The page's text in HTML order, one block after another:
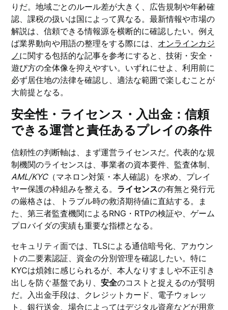
りだ。地域ごとのルール差が大きく、広告規制や年齢確
認、課税の扱いは国によって異なる。最新情報や市場の
解説は、信頼できる情報源を横断的に確認したい。例え
ば業界動向や用語の整理をする際には、 オンラインカジ
ノ に関する包括的な記事を参考にすると、技術・安全・
遊び方の全体像を抑えやすい。いずれにせよ、利用前に
必ず居住地の法律を確認し、適法な範囲で楽しむことが
大前提となる。
安全性・ライセンス・入出金：信頼
できる運営と責任あるプレイの条件
信頼性の判断軸は、まず運営ライセンスだ。代表的な規
制機関のライセンスは、事業者の資本要件、監査体制、
AML/KYC（マネロン対策・本人確認）を求め、プレイ
ヤー保護の枠組みを整える。 ライセンスの有無と発行元
の厳格さは、トラブル時の救済期待値に直結する。ま
た、第三者監査機関によるRNG・RTPの検証や、ゲーム
プロバイダの実績も重要な指標となる。
セキュリティ面では、TLSによる通信暗号化、アカウン
トの二要素認証、資金の分別管理を確認したい。特に
KYCは煩雑に感じられるが、本人なりすましや不正引き
出しを防ぐ基盤であり、安全のコストと捉えるのが賢明
だ。入出金手段は、クレジットカード、電子ウォレッ
ト、銀行送金、場合によってはデジタル資産などが用意